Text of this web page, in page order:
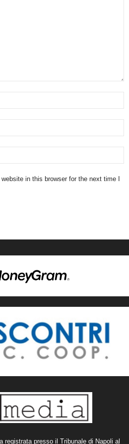
in this browser for the next time I
registrata presso il Tribunale di Napoli al